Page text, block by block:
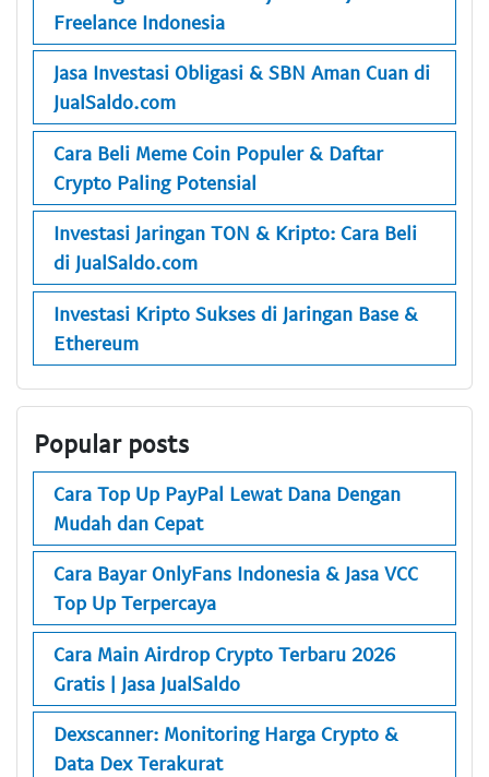
Freelance Indonesia
Jasa Investasi Obligasi & SBN Aman Cuan di
JualSaldo.com
Cara Beli Meme Coin Populer & Daftar
Crypto Paling Potensial
Investasi Jaringan TON & Kripto: Cara Beli
di JualSaldo.com
Investasi Kripto Sukses di Jaringan Base &
Ethereum
Popular posts
Cara Top Up PayPal Lewat Dana Dengan
Mudah dan Cepat
Cara Bayar OnlyFans Indonesia & Jasa VCC
Top Up Terpercaya
Cara Main Airdrop Crypto Terbaru 2026
Gratis | Jasa JualSaldo
Dexscanner: Monitoring Harga Crypto &
Data Dex Terakurat